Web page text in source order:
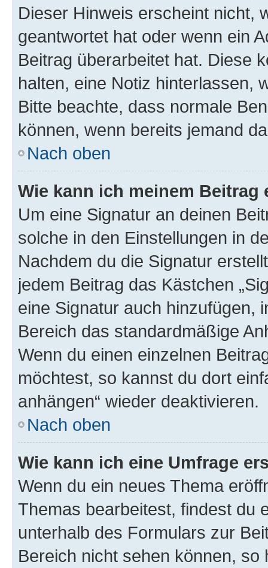
Dieser Hinweis erscheint nicht,
geantwortet hat oder wenn ein
Beitrag überarbeitet hat. Diese
halten, eine Notiz hinterlassen,
Bitte beachte, dass normale
können, wenn bereits jemand
Nach oben
Wie kann ich meinem
Um eine Signatur an deinen
solche in den Einstellungen in
Nachdem du die Signatur
jedem Beitrag das Kästchen
eine Signatur auch hinzufügen,
Bereich das standardmäßige
Wenn du einen einzelnen
möchtest, so kannst du dort
anhängen“ wieder deaktivieren.
Nach oben
Wie kann ich eine Umfrage
Wenn du ein neues Thema
Themas bearbeitest, findest du
unterhalb des Formulars zur
Bereich nicht sehen können,